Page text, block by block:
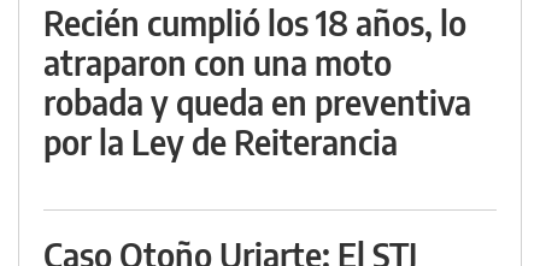
Recién cumplió los 18 años, lo
atraparon con una moto
robada y queda en preventiva
por la Ley de Reiterancia
Caso Otoño Uriarte: El STJ